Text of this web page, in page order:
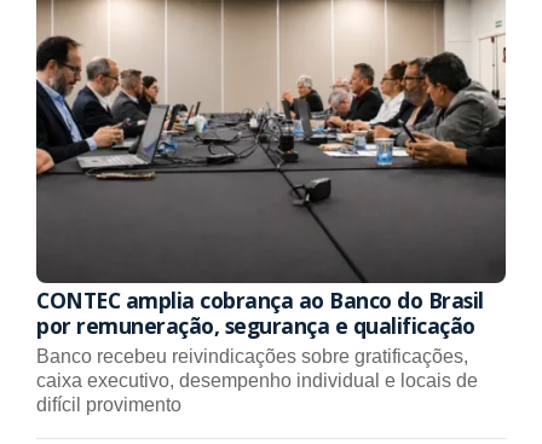
CONTEC amplia cobrança ao Banco do Brasil
por remuneração, segurança e qualificação
Banco recebeu reivindicações sobre gratificações,
caixa executivo, desempenho individual e locais de
difícil provimento